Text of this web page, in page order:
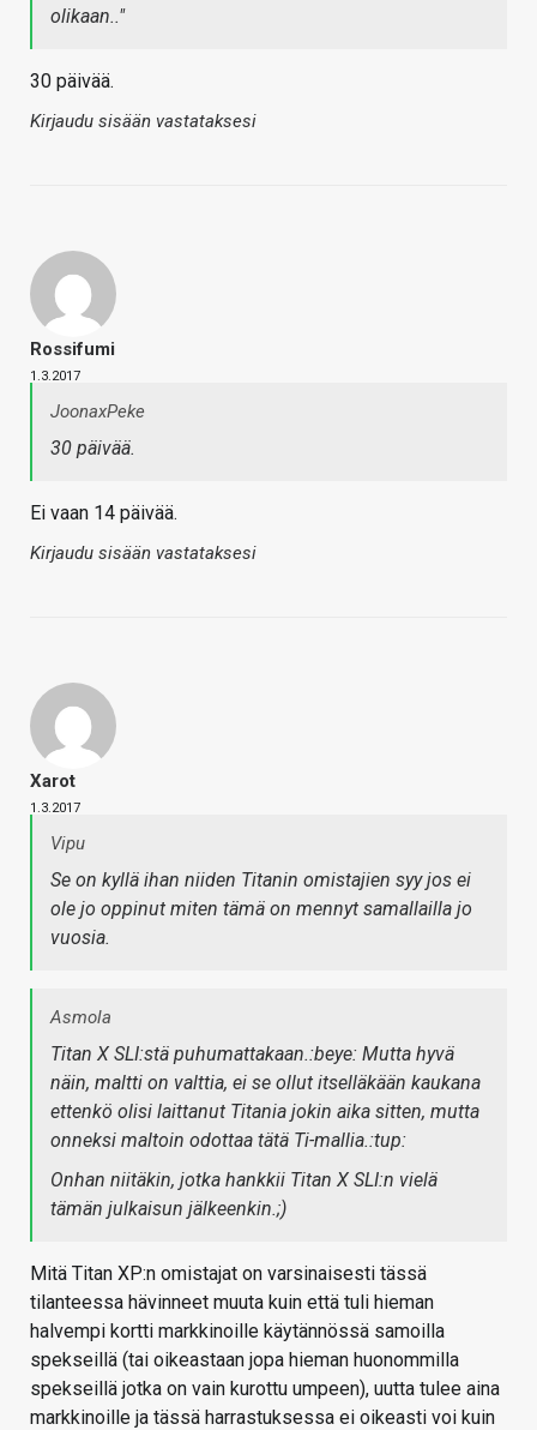
olikaan.."
30 päivää.
Kirjaudu sisään vastataksesi
Rossifumi
1.3.2017
JoonaxPeke
30 päivää.
Ei vaan 14 päivää.
Kirjaudu sisään vastataksesi
Xarot
1.3.2017
Vipu
Se on kyllä ihan niiden Titanin omistajien syy jos ei
ole jo oppinut miten tämä on mennyt samallailla jo
vuosia.
Asmola
Titan X SLI:stä puhumattakaan.:beye: Mutta hyvä
näin, maltti on valttia, ei se ollut itselläkään kaukana
ettenkö olisi laittanut Titania jokin aika sitten, mutta
onneksi maltoin odottaa tätä Ti-mallia.:tup:
Onhan niitäkin, jotka hankkii Titan X SLI:n vielä
tämän julkaisun jälkeenkin.;)
Mitä Titan XP:n omistajat on varsinaisesti tässä
tilanteessa hävinneet muuta kuin että tuli hieman
halvempi kortti markkinoille käytännössä samoilla
spekseillä (tai oikeastaan jopa hieman huonommilla
spekseillä jotka on vain kurottu umpeen), uutta tulee aina
markkinoille ja tässä harrastuksessa ei oikeasti voi kuin